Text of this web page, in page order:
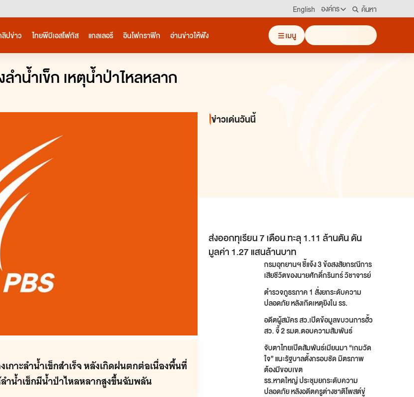
English องค์กร
สมัครงาน/ฝึกงาน
สภาผู้ชมและผู้ฟังรายการ
ค้นหา
ปข่าว ไทยพีบีเอสโฟกัส แกลเลอรี อินโฟกราฟิก อ่านข่าวให้ฟัง เมนู
ำน้ำเข็ก เหตุน้ำป่าไหลหลาก
กาะลำน้ำเข็กสำเร็จ หลังเกิดฝนตกต่อเนื่องพื้นที่
ำน้ำเข็กมีน้ำป่าไหลหลากสูงขึ้นฉับพลัน
ข่าวเด่นวันนี้
ส่งออกทุเรียน 7 เดือน ทะลุ 1.11 ล้านตัน ดัน
มูลค่า 1.27 แสนล้านบาท
กรมอุทยานฯ ชี้แจ้ง 3 ข้อสงสัยกรณีการ
เสียชีวิตของนายศักดิ์กรินทร์ วิชาจารย์
ตำรวจภูธรภาค 1 สั่งยกระดับความ
ปลอดภัย หลังเกิดเหตุยิงใน รร.
อดีตผู้สมัคร สว.เปิดข้อมูลขบวนการฮั้ว
สว. จี้ 2 รมต.ตอบความสัมพันธ์
จับตาไทยเปิดสัมพันธ์เมียนมา “เกมวัด
ใจ” แนะรัฐบาลตั้งกรอบชัด มิตรภาพ
ต้องมีขอบเขต
รร.หาดใหญ่ ประชุมยกระดับความ
ปลอดภัย หลังอดีตครูต่างชาติโพสต์ขู่